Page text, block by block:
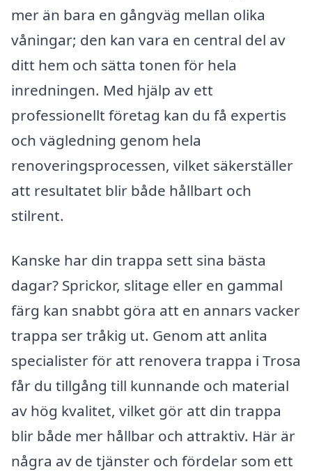
mer än bara en gångväg mellan olika
våningar; den kan vara en central del av
ditt hem och sätta tonen för hela
inredningen. Med hjälp av ett
professionellt företag kan du få expertis
och vägledning genom hela
renoveringsprocessen, vilket säkerställer
att resultatet blir både hållbart och
stilrent.
Kanske har din trappa sett sina bästa
dagar? Sprickor, slitage eller en gammal
färg kan snabbt göra att en annars vacker
trappa ser tråkig ut. Genom att anlita
specialister för att renovera trappa i Trosa
får du tillgång till kunnande och material
av hög kvalitet, vilket gör att din trappa
blir både mer hållbar och attraktiv. Här är
några av de tjänster och fördelar som ett